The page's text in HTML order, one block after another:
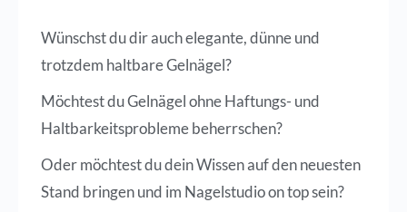
Wünschst du dir auch elegante, dünne und
trotzdem haltbare Gelnägel?
Möchtest du Gelnägel ohne Haftungs- und
Haltbarkeitsprobleme beherrschen?
Oder möchtest du dein Wissen auf den neuesten
Stand bringen und im Nagelstudio on top sein?